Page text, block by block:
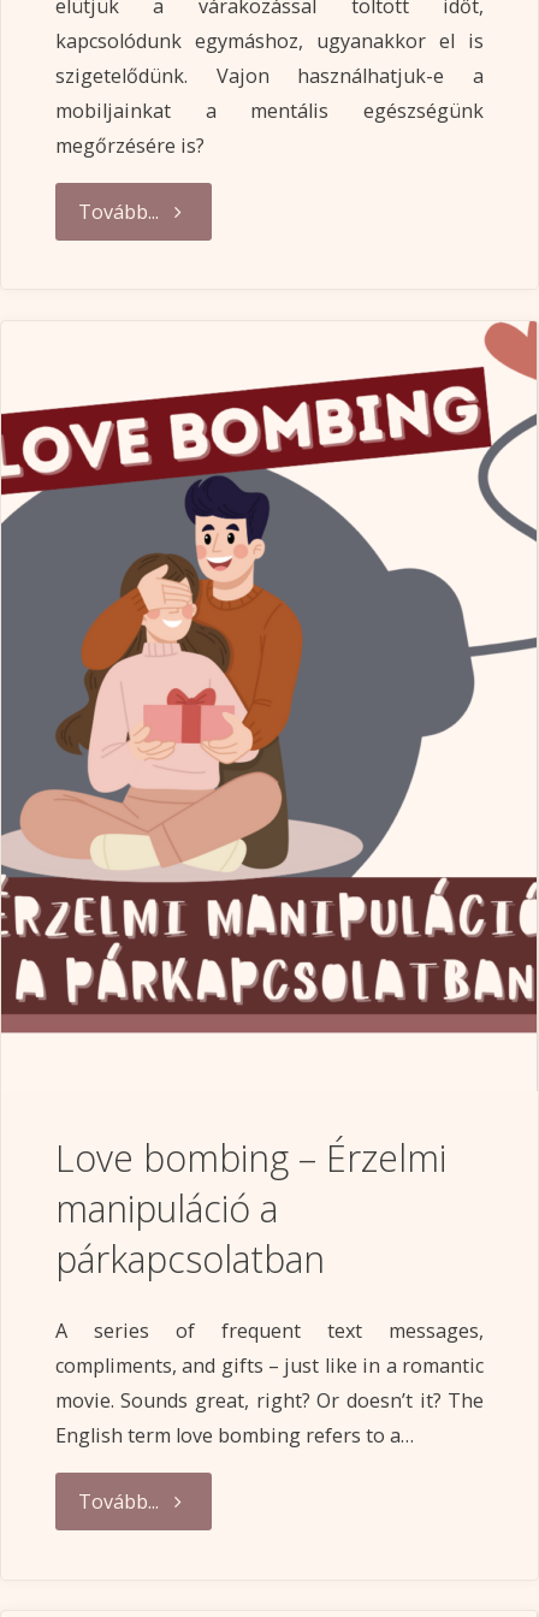
elütjük a várakozással töltött időt,
kapcsolódunk egymáshoz, ugyanakkor el is
szigetelődünk. Vajon használhatjuk-e a
mobiljainkat a mentális egészségünk
megőrzésére is?
Tovább... "Pszichológia
Love bombing – Érzelmi
manipuláció a
párkapcsolatban
A series of frequent text messages,
compliments, and gifts – just like in a romantic
movie. Sounds great, right? Or doesn’t it? The
English term love bombing refers to a…
Tovább... "Love